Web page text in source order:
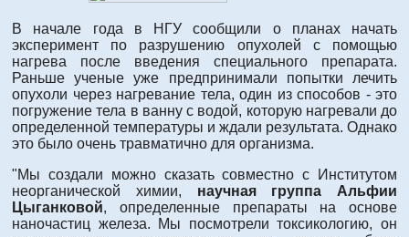
В начале года в НГУ сообщили о планах начать
эксперимент по разрушению опухолей с помощью
нагрева после введения специального препарата.
Раньше ученые уже предпринимали попытки лечить
опухоли через нагревание тела, один из способов - это
погружение тела в ванну с водой, которую нагревали до
определенной температуры и ждали результата. Однако
это было очень травматично для организма.
"Мы создали можно сказать совместно с Институтом
неорганической химии, научная группа Альфии
Цыганковой, определенные препараты на основе
наночастиц железа. Мы посмотрели токсикологию, он